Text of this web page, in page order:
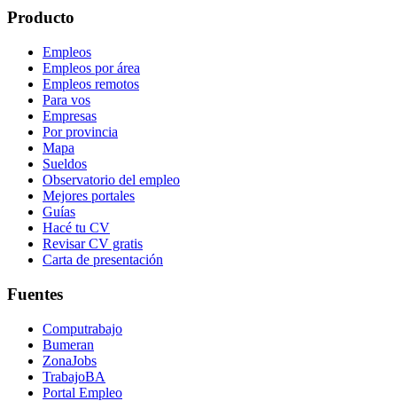
Producto
Empleos
Empleos por área
Empleos remotos
Para vos
Empresas
Por provincia
Mapa
Sueldos
Observatorio del empleo
Mejores portales
Guías
Hacé tu CV
Revisar CV gratis
Carta de presentación
Fuentes
Computrabajo
Bumeran
ZonaJobs
TrabajoBA
Portal Empleo